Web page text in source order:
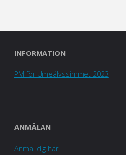
INFORMATION
PM för Umeälvssimmet 2023
ANMÄLAN
Anmäl dig här!